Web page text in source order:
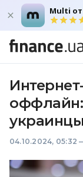
Multi
украинцы
04.10.2024, 05:32